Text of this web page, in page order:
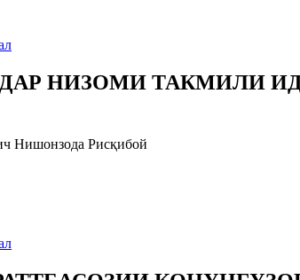
НИЗОМИ ТАКМИЛИ
Нишонзода Рисқибой